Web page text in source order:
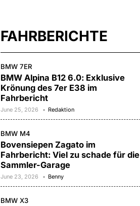
FAHRBERICHTE
BMW 7ER
BMW Alpina B12 6.0: Exklusive
Krönung des 7er E38 im
Fahrbericht
June 25, 2026 Redaktion
BMW M4
Bovensiepen Zagato im
Fahrbericht: Viel zu schade für die
Sammler-Garage
June 23, 2026 Benny
BMW X3